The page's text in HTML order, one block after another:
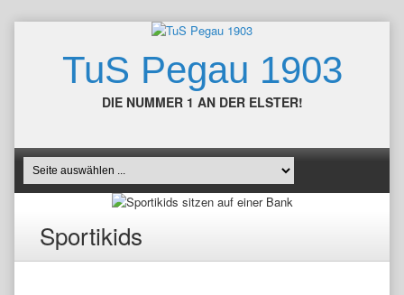
TuS Pegau 1903
DIE NUMMER 1 AN DER ELSTER!
Sportikids